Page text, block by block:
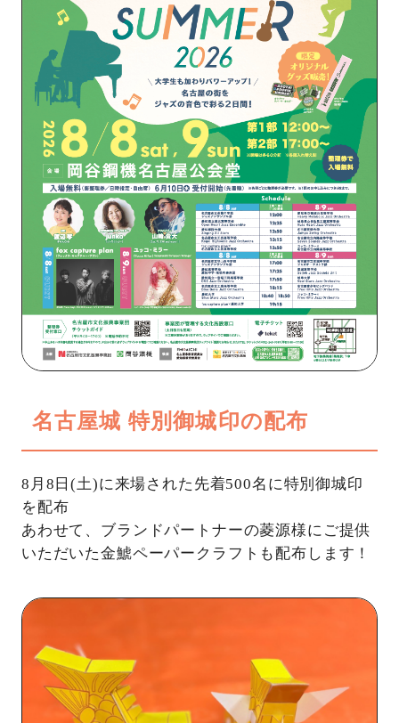
名古屋城 特別御城印の配布
8月8日(土)に来場された先着500名に特別御城印
を配布
あわせて、ブランドパートナーの菱源様にご提供
いただいた金鯱ペーパークラフトも配布します！